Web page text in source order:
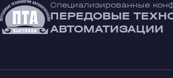
Специализированные
ПЕРЕДОВЫЕ
АВТОМАТИЗАЦИИ